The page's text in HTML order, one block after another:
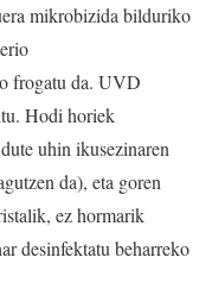
mikrobizida bilduriko
frogatu da. UVD
Hodi horiek
uhin ikusezinaren
da), eta goren
ez hormarik
desinfektatu beharreko